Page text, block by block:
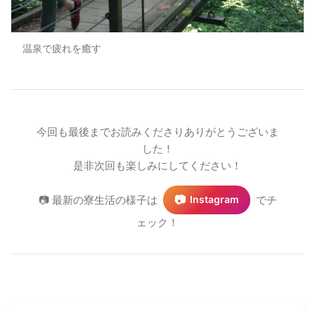
温泉で疲れを癒す
今回も最後までお読みくださりありがとうございま
した！
是非次回も楽しみにしてください！
📷 最新の寮生活の様子は 📷 Instagram
でチ
ェック！